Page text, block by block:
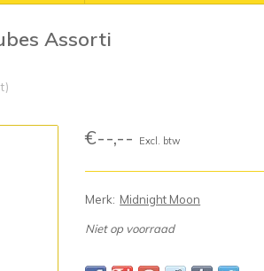
Assorti
€--,-- Excl. btw
Merk: Midnight Moon
Niet op voorraad